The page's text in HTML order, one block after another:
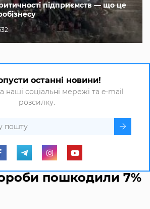
підприємств — що це
останні новини!
наші соціальні мережі та e-mail
розсилку.
пошкодили 7%